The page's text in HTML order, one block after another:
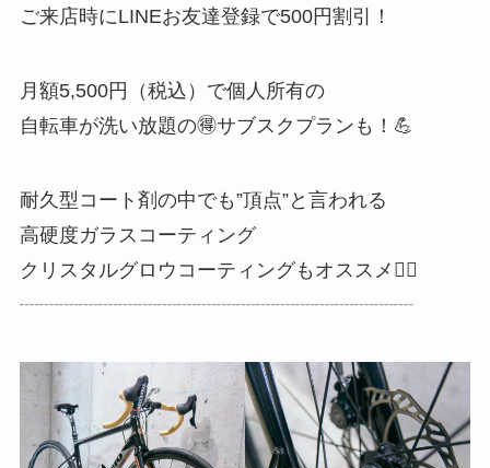
ご来店時にLINEお友達登録で500円割引！
月額5,500円（税込）で個人所有の
自転車が洗い放題の🉐サブスクプランも！💪
耐久型コート剤の中でも”頂点”と言われる
高硬度ガラスコーティング
クリスタルグロウコーティングもオススメ☝🏼
┈┈┈┈┈┈┈┈┈┈┈┈┈┈┈┈┈┈┈┈